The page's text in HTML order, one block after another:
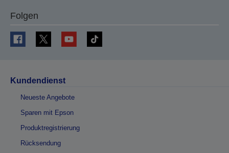
Folgen
Kundendienst
Neueste Angebote
Sparen mit Epson
Produktregistrierung
Rücksendung